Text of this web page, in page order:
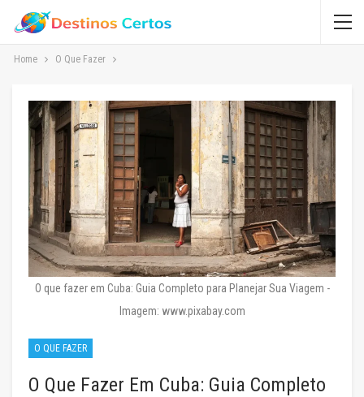
Home O Que Fazer
O que fazer em Cuba: Guia Completo para Planejar Sua Viagem -
Imagem: www.pixabay.com
O QUE FAZER
O Que Fazer Em Cuba: Guia Completo